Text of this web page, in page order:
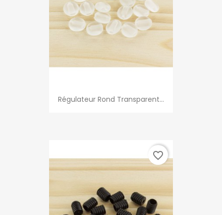
Régulateur Rond Transparent...
favorite_border